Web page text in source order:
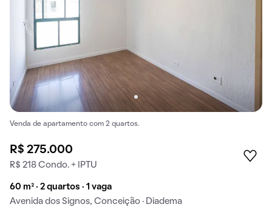
Venda de apartamento com 2 quartos.
R$ 275.000
R$ 218 Condo. + IPTU
60 m² · 2 quartos · 1 vaga
Avenida dos Signos, Conceição · Diadema